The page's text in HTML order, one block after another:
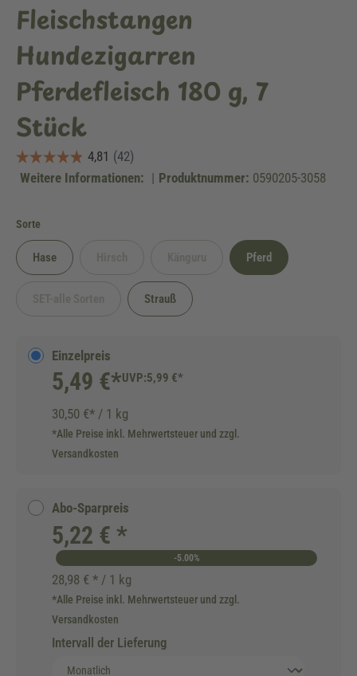
Fleischstangen
Hundezigarren
Pferdefleisch 180 g, 7
Stück
Weitere Informationen: | Produktnummer: 0590205-3058
Sorte
Hase (Diese Option ist zurzeit nicht verfügbar.)
(Diese Option ist zurzeit nicht verfügbar.)
Pferd
(Diese Option ist zurzeit nicht verfügbar.)
Strauß
Einzelpreis
5,49 €*UVP:5,99 €*
30,50 €* / 1 kg
*Alle Preise inkl. Mehrwertsteuer und zzgl.
Versandkosten
Abo-Sparpreis
5,22 € *
-5.00%
28,98 € * / 1 kg
*Alle Preise inkl. Mehrwertsteuer und zzgl.
Versandkosten
Intervall der Lieferung